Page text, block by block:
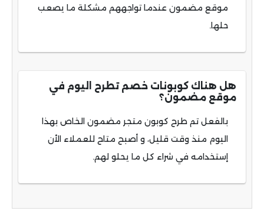
موقع مضمون عندما تواجههم مشكلة ما يصعب
حلها.
هل هناك كوبونات خصم تطرح اليوم في
موقع مضمون؟
بالفعل تم طرح كوبون متجر مضمون الخاص بهذا
اليوم منذ وقت قليل، و أصبح متاح للعملاء الأن
إستخدامه في شراء كل ما يحلو لهم.